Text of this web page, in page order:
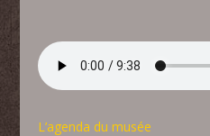
L’agenda du musée